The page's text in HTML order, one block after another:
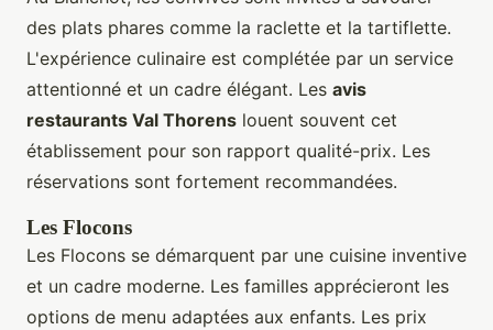
des plats phares comme la raclette et la tartiflette.
L'expérience culinaire est complétée par un service
attentionné et un cadre élégant. Les avis
restaurants Val Thorens louent souvent cet
établissement pour son rapport qualité-prix. Les
réservations sont fortement recommandées.
Les Flocons
Les Flocons se démarquent par une cuisine inventive
et un cadre moderne. Les familles apprécieront les
options de menu adaptées aux enfants. Les prix